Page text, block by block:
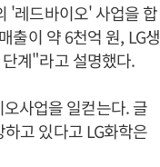
'레드바이오' 사업을 합
출이 약 6천억 원, LG생
계"라고 설명했다.
사업을 일컫는다. 글
고 있다고 LG화학은